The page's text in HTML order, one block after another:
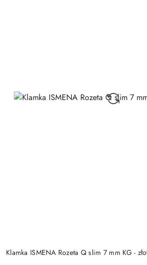
Klamka ISMENA Rozeta Q slim 7 mm KG -